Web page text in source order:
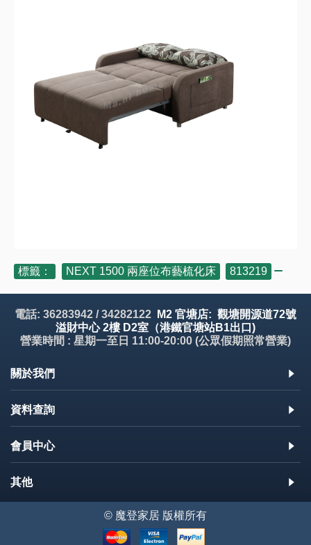
標籤： NEXT 1500 兩座位布藝梳化床 813219
電話: 36283942 / 34282122
M2 官塘店: 觀塘開源道72號
溢財中心 2樓 D2室（港鐵官塘站B1出口)
營業時間 : 星期一至日 11:00-20:00 (公眾假期照常營業)
關於我們
資料查詢
會員中心
其他
© 魔登家居 版權所有